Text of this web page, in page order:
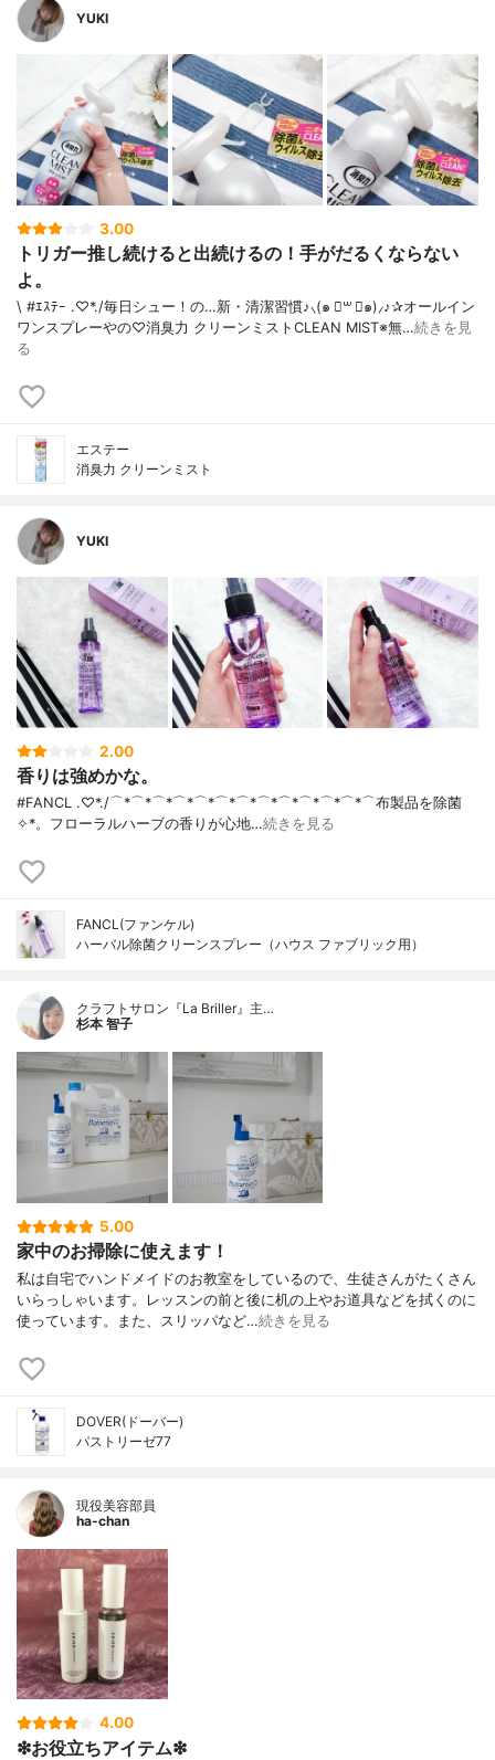
YUKI
3.00
トリガー推し続けると出続けるの！手がだるくならない
よ。
\ #ｴｽﾃｰ .♡*./ 毎日シュー！の…新・清潔習慣♪⸜(๑ ॑꒳ ॑๑)⸝♪✰オールイン
ワンスプレーやの♡消臭力 クリーンミストCLEAN MIST※無…続きを見
る
エステー
消臭力 クリーンミスト
YUKI
2.00
香りは強めかな。
#FANCL .♡*./ ⌒*⌒*⌒*⌒*⌒*⌒*⌒*⌒*⌒*⌒*⌒*⌒*⌒ 布製品を除菌
✧︎*。 フローラルハーブの香りが心地…続きを見る
FANCL(ファンケル)
ハーバル除菌クリーンスプレー（ハウス ファブリック用）
クラフトサロン『La Briller』主…
杉本 智子
5.00
家中のお掃除に使えます！
私は自宅でハンドメイドのお教室をしているので、生徒さんがたくさん
いらっしゃいます。レッスンの前と後に机の上やお道具などを拭くのに
使っています。また、スリッパなど…続きを見る
DOVER(ドーバー)
パストリーゼ77
現役美容部員
ha-chan
4.00
❇︎︎お役立ちアイテム❇︎